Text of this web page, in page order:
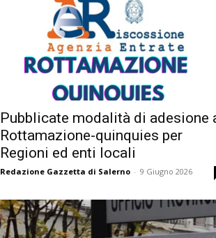
Pubblicate modalità di adesione
Rottamazione-quinquies per
Regioni ed enti locali
Redazione Gazzetta di Salerno - 9 Giugno 2026